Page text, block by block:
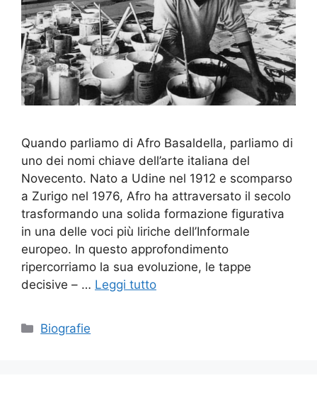
Quando parliamo di Afro Basaldella, parliamo di
uno dei nomi chiave dell’arte italiana del
Novecento. Nato a Udine nel 1912 e scomparso
a Zurigo nel 1976, Afro ha attraversato il secolo
trasformando una solida formazione figurativa
in una delle voci più liriche dell’Informale
europeo. In questo approfondimento
ripercorriamo la sua evoluzione, le tappe
decisive – … Leggi tutto
Categorie
Biografie